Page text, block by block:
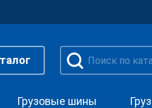
Грузовые шины